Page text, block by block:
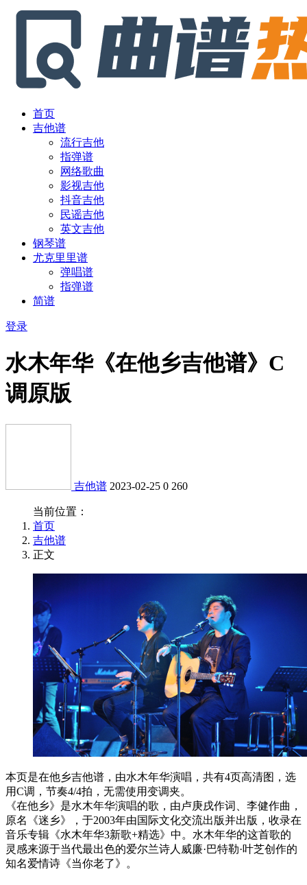
首页
吉他谱
流行吉他
指弹谱
网络歌曲
影视吉他
抖音吉他
民谣吉他
英文吉他
钢琴谱
尤克里里谱
弹唱谱
指弹谱
简谱
登录
水木年华《在他乡吉他谱》C
调原版
吉他谱 2023-02-25 0 260
当前位置：
首页
吉他谱
正文
本页是在他乡吉他谱，由水木年华演唱，共有4页高清图，选
用C调，节奏4/4拍，无需使用变调夹。
《在他乡》是水木年华演唱的歌，由卢庚戌作词、李健作曲，
原名《迷乡》，于2003年由国际文化交流出版并出版，收录在
音乐专辑《水木年华3新歌+精选》中。水木年华的这首歌的
灵感来源于当代最出色的爱尔兰诗人威廉·巴特勒·叶芝创作的
知名爱情诗《当你老了》。